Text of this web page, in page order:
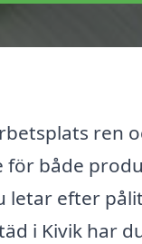
ren
för både
letar efter
i Kivik har